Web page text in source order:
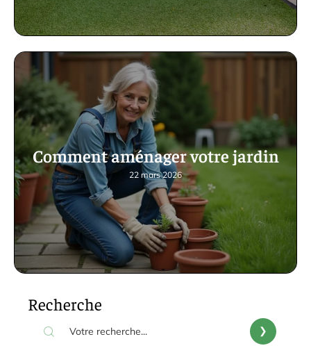
Comment aménager votre jardin
22 mars 2026
Recherche